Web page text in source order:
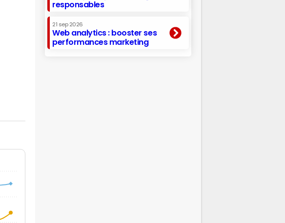
responsables
21 sep 2026
Web analytics : booster ses
performances marketing